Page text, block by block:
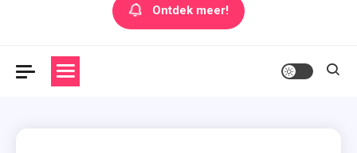
Ontdek meer!